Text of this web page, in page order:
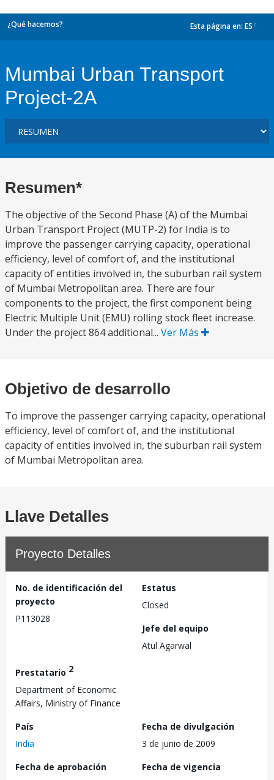
¿Qué hacemos? Esta página en: ES
Mumbai Urban Transport
Project-2A
Resumen*
The objective of the Second Phase (A) of the Mumbai
Urban Transport Project (MUTP-2) for India is to
improve the passenger carrying capacity, operational
efficiency, level of comfort of, and the institutional
capacity of entities involved in, the suburban rail system
of Mumbai Metropolitan area. There are four
components to the project, the first component being
Electric Multiple Unit (EMU) rolling stock fleet increase.
Under the project 864 additional... Ver Más
Objetivo de desarrollo
To improve the passenger carrying capacity, operational
efficiency, level of comfort of, and the institutional
capacity of entities involved in, the suburban rail system
of Mumbai Metropolitan area.
Llave Detalles
Proyecto Detalles
No. de identificación del
proyecto
P113028
Estatus
Closed
Jefe del equipo
Atul Agarwal
Prestatario 2
Department of Economic
Affairs, Ministry of Finance
País
India
Fecha de divulgación
3 de junio de 2009
Fecha de aprobación
Fecha de vigencia